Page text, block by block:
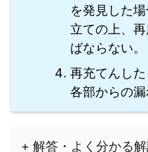
を発見した
立ての上、
ばならない。
再充てんした
各部からの漏
+ 解答・よく分かる解